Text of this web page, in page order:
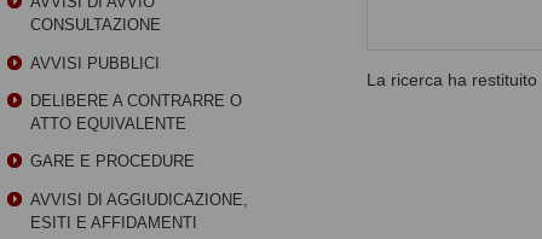
La ricerca ha restituito
CONSULTAZIONE
AVVISI PUBBLICI
DELIBERE A CONTRARRE O
ATTO EQUIVALENTE
GARE E PROCEDURE
AVVISI DI AGGIUDICAZIONE,
ESITI E AFFIDAMENTI